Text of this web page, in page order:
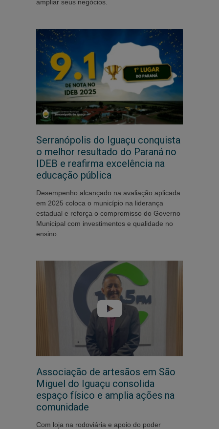
ampliar seus negócios.
Serranópolis do Iguaçu conquista
o melhor resultado do Paraná no
IDEB e reafirma excelência na
educação pública
Desempenho alcançado na avaliação aplicada
em 2025 coloca o município na liderança
estadual e reforça o compromisso do Governo
Municipal com investimentos e qualidade no
ensino.
Associação de artesãos em São
Miguel do Iguaçu consolida
espaço físico e amplia ações na
comunidade
Com loja na rodoviária e apoio do poder